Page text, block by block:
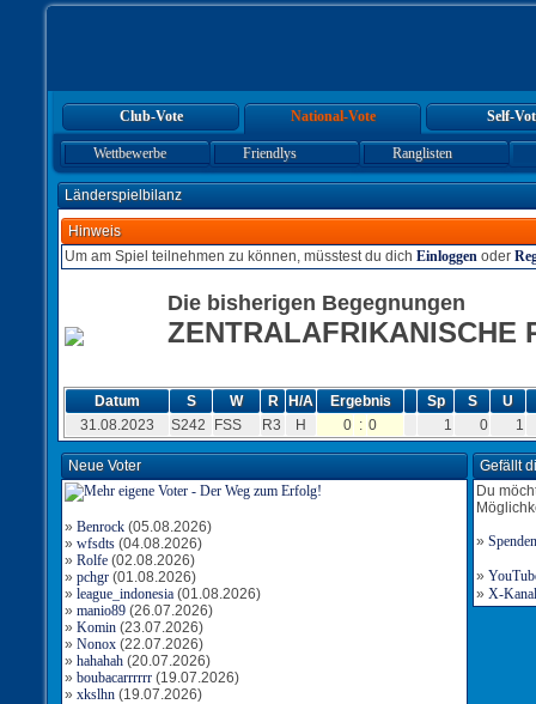
Club-Vote National-Vote Self-
Wettbewerbe Friendlys Ranglisten
Länderspielbilanz
Hinweis
Um am Spiel teilnehmen zu können, müsstest du dich Einloggen oder
Die bisherigen Begegnungen
ZENTRALAFRIKANISCHE
Datum S W R H/A Ergebnis Sp S
U
31.08.2023
S242 FSS R3 H 0 : 0 1 0 1
Neue Voter
» Benrock (05.08.2026)
» wfsdts (04.08.2026)
» Rolfe (02.08.2026)
» pchgr (01.08.2026)
» league_indonesia (01.08.2026)
» manio89 (26.07.2026)
» Komin (23.07.2026)
» Nonox (22.07.2026)
» hahahah (20.07.2026)
» boubacarrrrrr (19.07.2026)
» xkslhn (19.07.2026)
Gefällt
Du
» Spenden
»
» X-